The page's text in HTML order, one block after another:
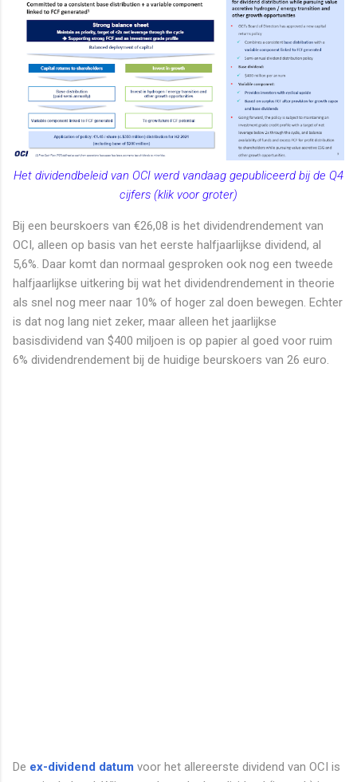
Het dividendbeleid van OCI werd vandaag gepubliceerd bij de Q4
cijfers (klik voor groter)
Bij een beurskoers van €26,08 is het dividendrendement van
OCI, alleen op basis van het eerste halfjaarlijkse dividend, al
5,6%. Daar komt dan normaal gesproken ook nog een tweede
halfjaarlijkse uitkering bij wat het dividendrendement in theorie
als snel nog meer naar 10% of hoger zal doen bewegen. Echter
is dat nog lang niet zeker, maar alleen het jaarlijkse
basisdividend van $400 miljoen is op papier al goed voor ruim
6% dividendrendement bij de huidige beurskoers van 26 euro.
De ex-dividend datum voor het allereerste dividend van OCI is